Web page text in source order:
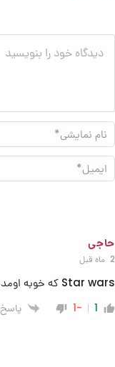
حاجی
2 ماه قبل
Star wars که خوبه اومده اما بنده خدا ردد۲ رو هی میارن بیرون هی دوباره وارد پلاسش می کنن😂
1
-1 پاسخ